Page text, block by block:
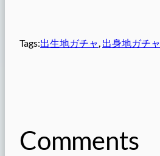
Tags:出生地ガチャ, 出身地ガチャ
Comments